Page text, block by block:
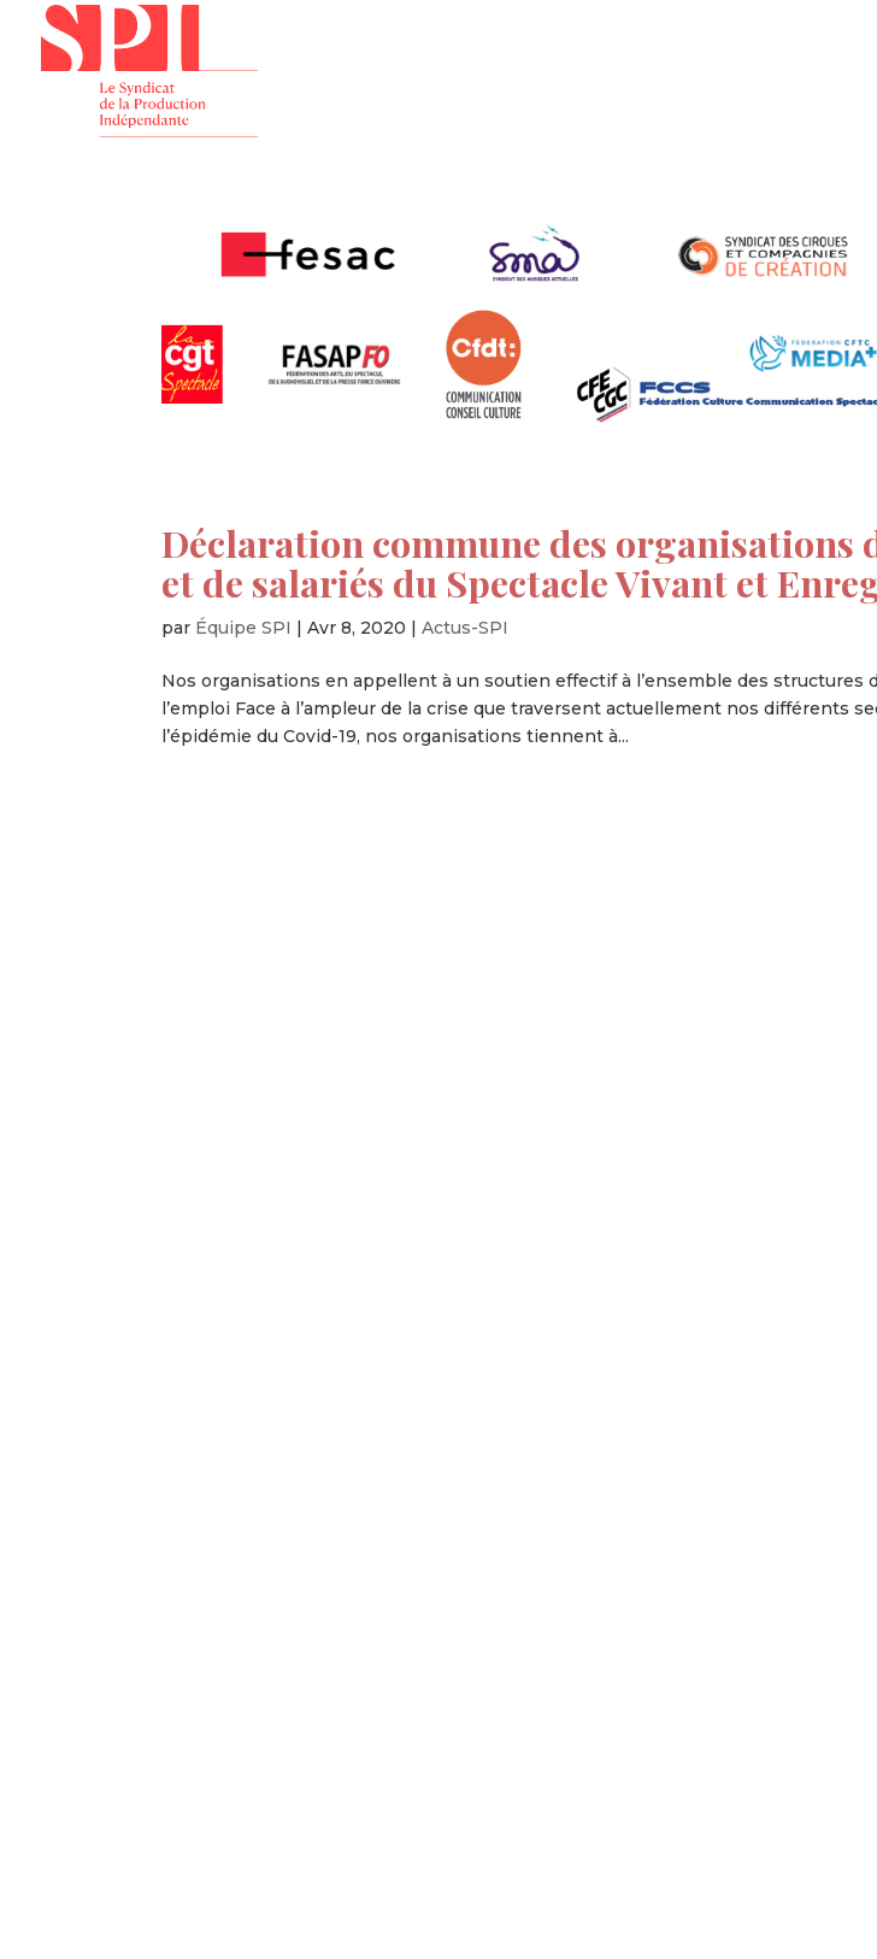
Déclaration commune des organisations
et de salariés du Spectacle Vivant et
par Équipe SPI |Avr 8, 2020 |Actus-SPI
Nos organisations en appellent à un soutien effectif à l’ensemble des structures
l’emploi Face à l’ampleur de la crise que traversent actuellement nos différents
l’épidémie du Covid-19, nos organisations tiennent à...